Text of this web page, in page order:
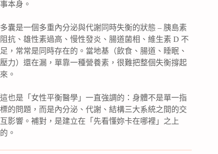
事本身。
多囊是一個多重內分泌與代謝同時失衡的狀態 – 胰島素
阻抗、雄性素過高、慢性發炎、腸道菌相、維生素 D 不
足，常常是同時存在的。當地基（飲食、腸道、睡眠、
壓力）還在漏，單靠一種營養素，很難把整個失衡撐起
來。
這也是「女性平衡醫學」一直強調的：身體不是單一指
標的問題，而是內分泌、代謝、結構三大系統之間的交
互影響。補對，是建立在「先看懂妳卡在哪裡」之上
的。